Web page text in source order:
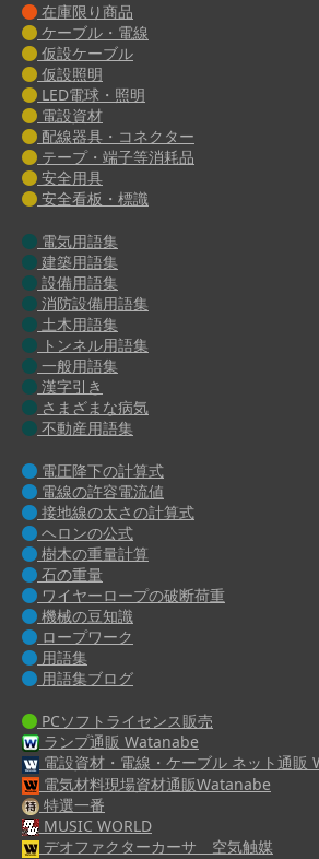
在庫限り商品
ケーブル・電線
仮設ケーブル
仮設照明
LED電球・照明
電設資材
配線器具・コネクター
テープ・端子等消耗品
安全用具
安全看板・標識
電気用語集
建築用語集
設備用語集
消防設備用語集
土木用語集
トンネル用語集
一般用語集
漢字引き
さまざまな病気
不動産用語集
電圧降下の計算式
電線の許容電流値
接地線の太さの計算式
ヘロンの公式
樹木の重量計算
石の重量
ワイヤーロープの破断荷重
機械の豆知識
ロープワーク
用語集
用語集ブログ
PCソフトライセンス販売
ランプ通販 Watanabe
電設資材・電線・ケーブル ネット通販
電気材料現場資材通販Watanabe
特選一番
MUSIC WORLD
デオファクターカーサ 空気触媒